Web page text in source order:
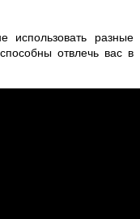
использовать разные
отвлечь вас в